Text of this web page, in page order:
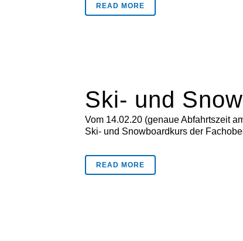
READ MORE
Ski- und
Vom 14.02.20 (genaue Abfahrtszeit
Ski- und Snowboardkurs der
READ MORE